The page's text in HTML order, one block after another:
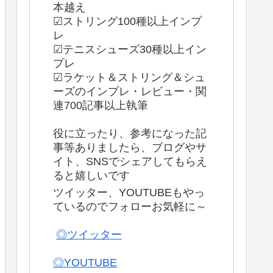
本越え
☑ストリング100種以上インプ
レ
☑テニスシューズ30種以上イン
プレ
☑ラケット＆ストリング＆シュ
ーズのインプレ・レビュー・関
連700記事以上執筆
役に立ったり、参考になった記
事等ありましたら、ブログやサ
イト、SNSでシェアしてもらえ
ると嬉しいです
ツイッター、YOUTUBEもやっ
ているのでフォローお気軽に～
◎ツイッター
◎YOUTUBE